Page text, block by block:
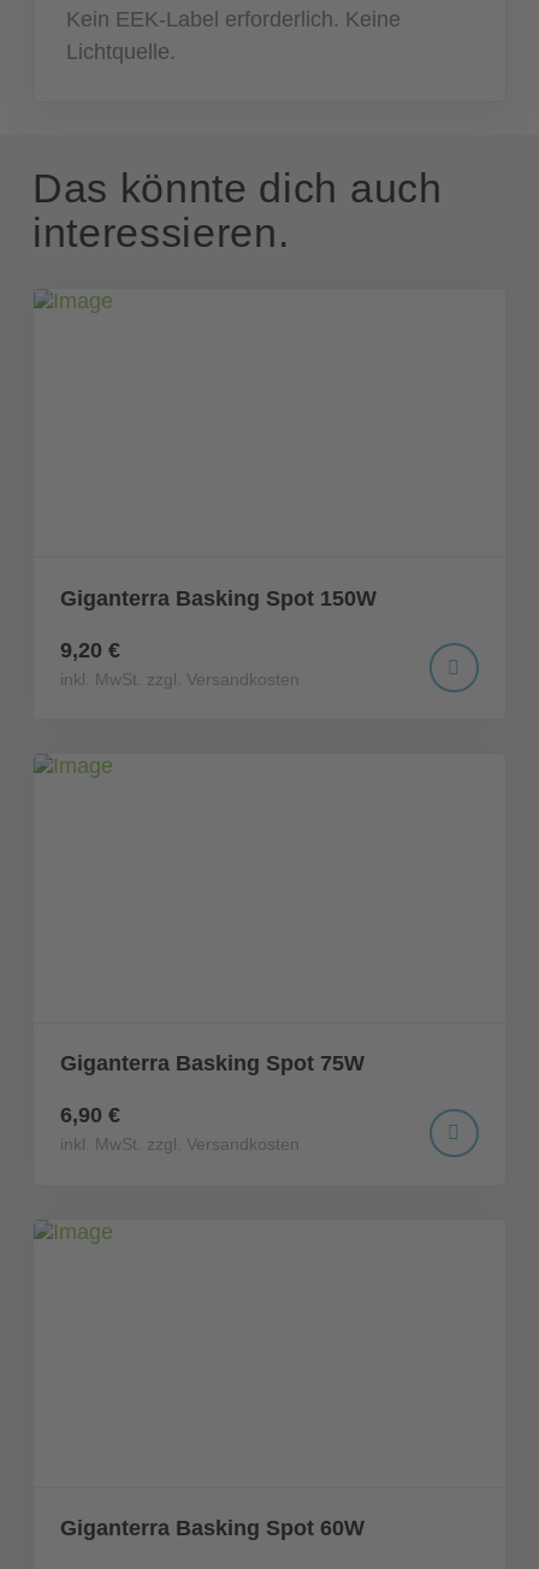
Kein EEK-Label erforderlich. Keine
Lichtquelle.
Das könnte dich auch
interessieren.
Giganterra Basking Spot 150W
9,20 €
inkl. MwSt. zzgl. Versandkosten
Giganterra Basking Spot 75W
6,90 €
inkl. MwSt. zzgl. Versandkosten
Giganterra Basking Spot 60W